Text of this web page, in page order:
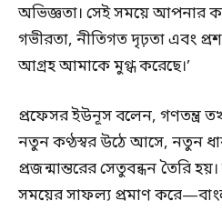
অভিজ্ঞতা। সেই সময়ে আপনার
গভীরতা, নীতিগত দৃঢ়তা এবং
আগ্রহ আমাকে মুগ্ধ করেছে।’
প্রফেসর ইউনূস বলেন, গণতন্ত্র
নতুন কণ্ঠস্বর উঠে আসে, নতুন
প্রজন্মান্তরের সেতুবন্ধন তৈরি
সময়ের সাফল্য প্রমাণ